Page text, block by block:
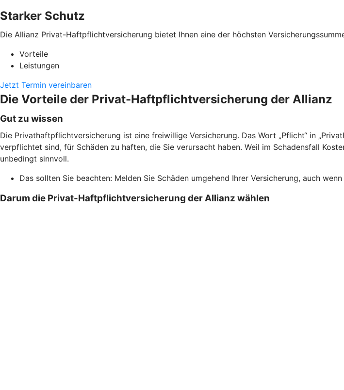
Starker Schutz
Die Allianz Privat-Haftpflichtversicherung bietet Ihnen eine der höchsten
Vorteile
Leistungen
Jetzt Termin vereinbaren
Die Vorteile der Privat-Haftpflichtversicherung der Allianz
Gut zu wissen
Die Privathaftpflichtversicherung ist eine freiwillige Versicherung. Das Wort „Pflicht“ in
verpflichtet sind, für Schäden zu haften, die Sie verursacht haben. Weil im Schadensfall
unbedingt sinnvoll.
Das sollten Sie beachten: Melden Sie Schäden umgehend Ihrer Versicherung, auch
Darum die Privat-Haftpflichtversicherung der Allianz wählen